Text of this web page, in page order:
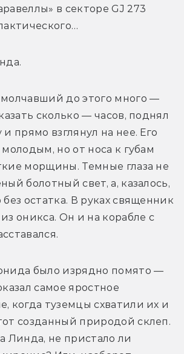
в секторе GJ 273
до этого много —
сколько — часов, поднял
прямо взглянул на нее. Его
но от носа к губам
морщины. Темные глаза не
болотный свет, а, казалось,
остатка. В руках священник
оникса. Он и на корабле с
было изрядно помято —
самое яростное
когда туземцы схватили их и
созданный природой склеп.
Линда, не пристало ли